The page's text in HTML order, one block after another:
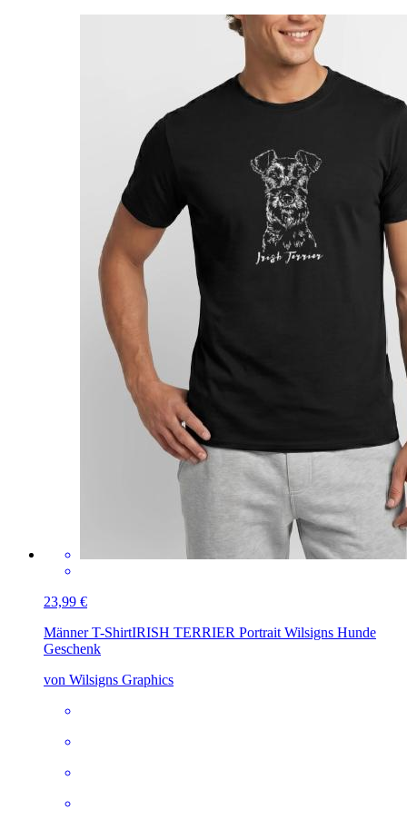
23,99 €
Männer T-ShirtIRISH TERRIER Portrait Wilsigns Hunde
Geschenk
von Wilsigns Graphics